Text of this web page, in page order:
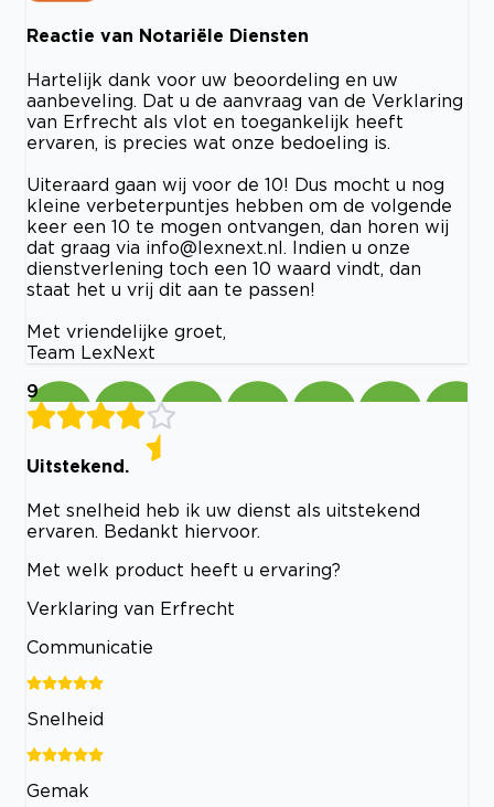
Reactie van Notariële Diensten
Hartelijk dank voor uw beoordeling en uw
aanbeveling. Dat u de aanvraag van de Verklaring
van Erfrecht als vlot en toegankelijk heeft
ervaren, is precies wat onze bedoeling is.
Uiteraard gaan wij voor de 10! Dus mocht u nog
kleine verbeterpuntjes hebben om de volgende
keer een 10 te mogen ontvangen, dan horen wij
dat graag via info@lexnext.nl. Indien u onze
dienstverlening toch een 10 waard vindt, dan
staat het u vrij dit aan te passen!
Met vriendelijke groet,
Team LexNext
9
Uitstekend.
Met snelheid heb ik uw dienst als uitstekend
ervaren. Bedankt hiervoor.
Met welk product heeft u ervaring?
Verklaring van Erfrecht
Communicatie
Snelheid
Gemak